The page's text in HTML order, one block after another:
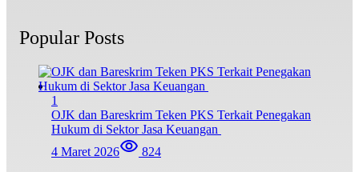
Popular Posts
1
OJK dan Bareskrim Teken PKS Terkait Penegakan
Hukum di Sektor Jasa Keuangan
4 Maret 2026
824